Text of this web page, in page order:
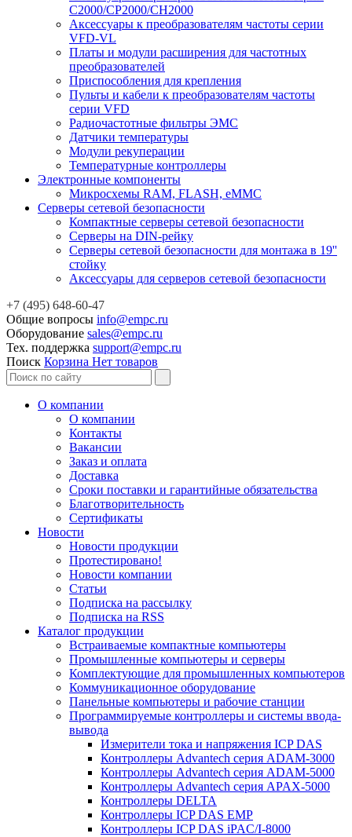
С2000/CP2000/CH2000
Аксессуары к преобразователям частоты серии
VFD-VL
Платы и модули расширения для частотных
преобразователей
Приспособления для крепления
Пульты и кабели к преобразователям частоты
серии VFD
Радиочастотные фильтры ЭМС
Датчики температуры
Модули рекуперации
Температурные контроллеры
Электронные компоненты
Микросхемы RAM, FLASH, eMMC
Серверы сетевой безопасности
Компактные серверы сетевой безопасности
Серверы на DIN-рейку
Серверы сетевой безопасности для монтажа в 19''
стойку
Аксессуары для серверов сетевой безопасности
+7 (495) 648-60-47
Общие вопросы info@empc.ru
Оборудование sales@empc.ru
Тех. поддержка support@empc.ru
Поиск Корзина Нет товаров
О компании
О компании
Контакты
Вакансии
Заказ и оплата
Доставка
Сроки поставки и гарантийные обязательства
Благотворительность
Сертификаты
Новости
Новости продукции
Протестировано!
Новости компании
Статьи
Подписка на рассылку
Подписка на RSS
Каталог продукции
Встраиваемые компактные компьютеры
Промышленные компьютеры и серверы
Комплектующие для промышленных компьютеров
Коммуникационное оборудование
Панельные компьютеры и рабочие станции
Программируемые контроллеры и системы ввода-
вывода
Измерители тока и напряжения ICP DAS
Контроллеры Advantech серия ADAM-3000
Контроллеры Advantech серия ADAM-5000
Контроллеры Advantech серия APAX-5000
Контроллеры DELTA
Контроллеры ICP DAS EMP
Контроллеры ICP DAS iPAC/I-8000